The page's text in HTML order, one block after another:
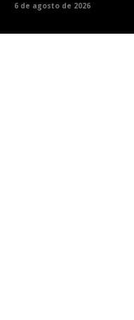
6 de agosto de 2026